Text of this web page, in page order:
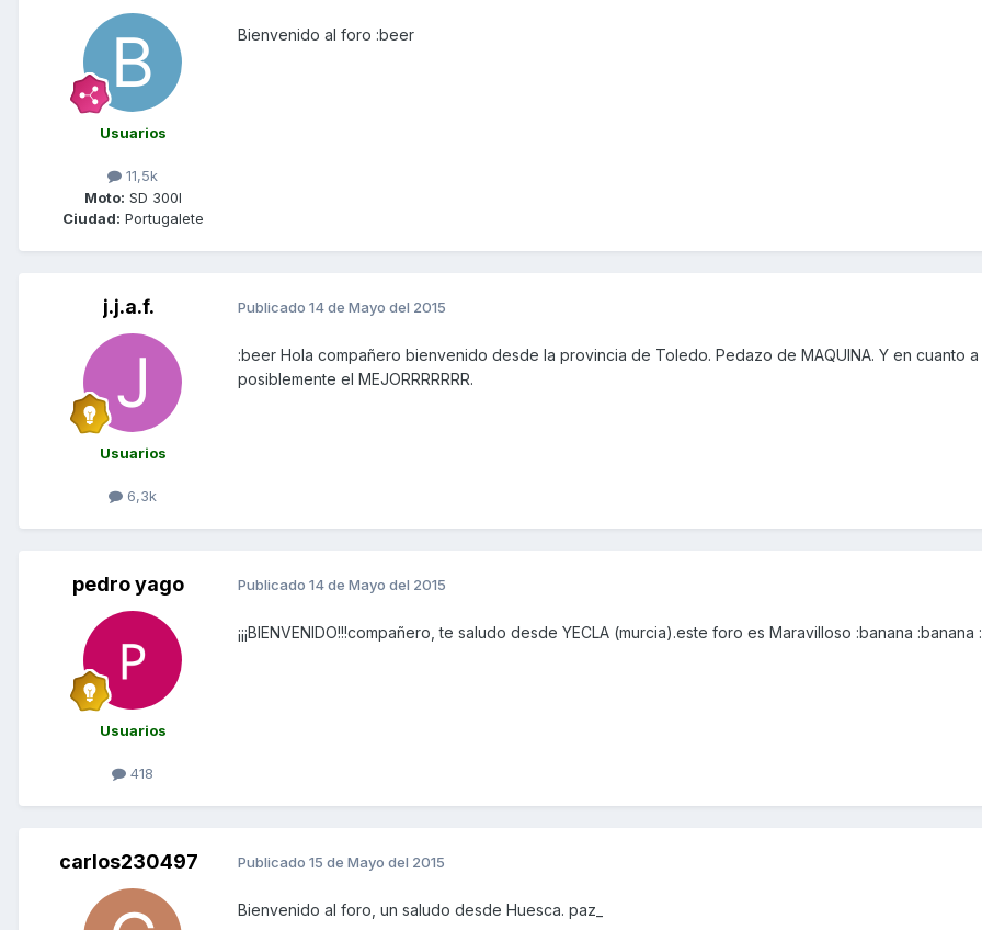
Usuarios
11,5k
Moto: SD 300I
Ciudad: Portugalete
Bienvenido al foro :beer
j.j.a.f.
Usuarios
6,3k
Publicado 14 de Mayo del 2015
:beer Hola compañero bienvenido desde la provincia de Toledo. Pedazo de MAQUINA. Y en cuanto
posiblemente el MEJORRRRRRR.
pedro yago
Usuarios
418
Publicado 14 de Mayo del 2015
¡¡¡BIENVENIDO!!!compañero, te saludo desde YECLA (murcia).este foro es Maravilloso :banana :banana
carlos230497 Publicado 15 de Mayo del 2015
Bienvenido al foro, un saludo desde Huesca. paz_